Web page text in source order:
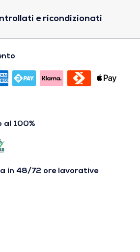
e ricondizionati
al 100%
in 48/72 ore lavorative